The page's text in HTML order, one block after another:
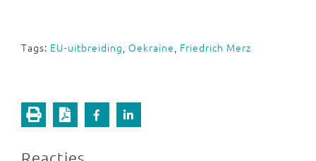
Tags: EU-uitbreiding, Oekraïne, Friedrich Merz